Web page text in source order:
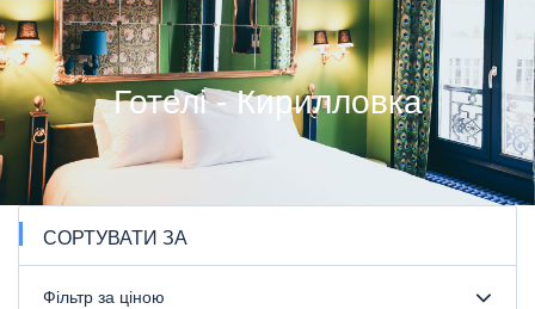
Готелі - Кирилловка
СОРТУВАТИ ЗА
Фільтр за ціною